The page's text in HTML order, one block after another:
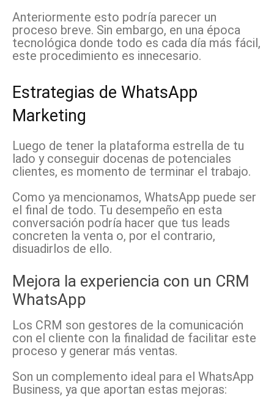
Anteriormente esto podría parecer un
proceso breve. Sin embargo, en una época
tecnológica donde todo es cada día más fácil,
este procedimiento es innecesario.
Estrategias de WhatsApp
Marketing
Luego de tener la plataforma estrella de tu
lado y conseguir docenas de potenciales
clientes, es momento de terminar el trabajo.
Como ya mencionamos, WhatsApp puede ser
el final de todo. Tu desempeño en esta
conversación podría hacer que tus leads
concreten la venta o, por el contrario,
disuadirlos de ello.
Mejora la experiencia con un CRM
WhatsApp
Los CRM son gestores de la comunicación
con el cliente con la finalidad de facilitar este
proceso y generar más ventas.
Son un complemento ideal para el WhatsApp
Business, ya que aportan estas mejoras: